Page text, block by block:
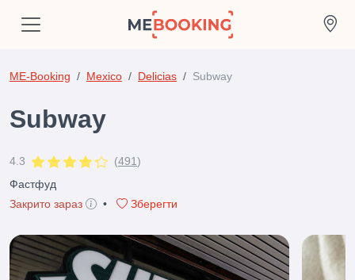
ME-Booking Mexico Delicias Subway
Subway
4.3 (491)
Фастфуд
Закрито зараз
• Зберегти